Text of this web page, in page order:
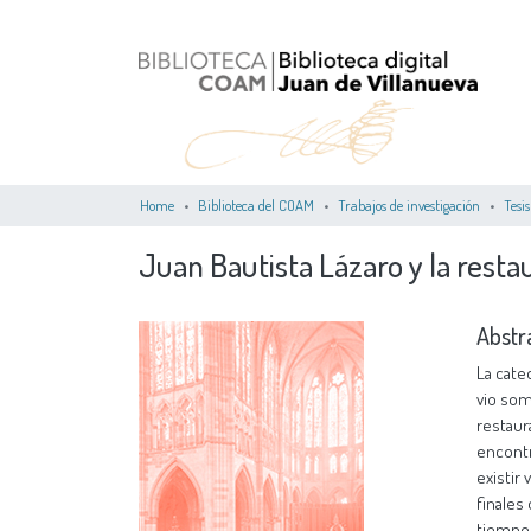
Home Biblioteca del COAM Trabajos de investigación
Juan Bautista Lázaro y la
La catedral de León, debido al estado de ruina que presentaba a mediados del siglo XIX, se vio sometida a partir de entonces a una serie de intervenciones de conservación, restauración y reconstrucción que la transforma-ron significativamente. A pesar de encontrarnos con gran cantidad de documentación escrita sobre este monumento y de existir varios estudios sobre los arquitectos restauradores que intervinieron en este a finales del siglo XIX, resulta sorprendente que todavía existan períodos de este lapso de tiempo en el que su análisis y profundización haya sido menor. Este es el caso del período de Juan Bautista Lázaro como arquitecto director de las obras de la catedral leonesa, existiendo únicamente sobre toda su obra un estudio